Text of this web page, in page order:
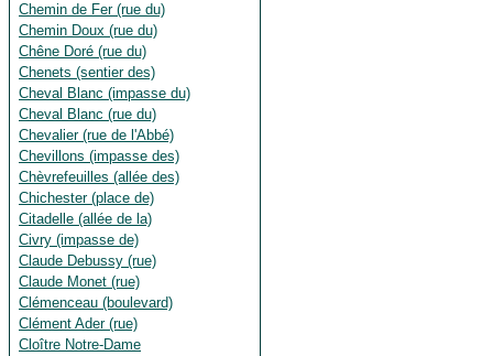
Chemin de Fer (rue du)
Chemin Doux (rue du)
Chêne Doré (rue du)
Chenets (sentier des)
Cheval Blanc (impasse du)
Cheval Blanc (rue du)
Chevalier (rue de l'Abbé)
Chevillons (impasse des)
Chèvrefeuilles (allée des)
Chichester (place de)
Citadelle (allée de la)
Civry (impasse de)
Claude Debussy (rue)
Claude Monet (rue)
Clémenceau (boulevard)
Clément Ader (rue)
Cloître Notre-Dame